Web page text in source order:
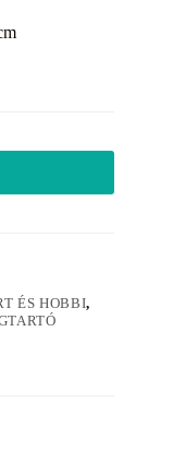
ÉS HOBBI,